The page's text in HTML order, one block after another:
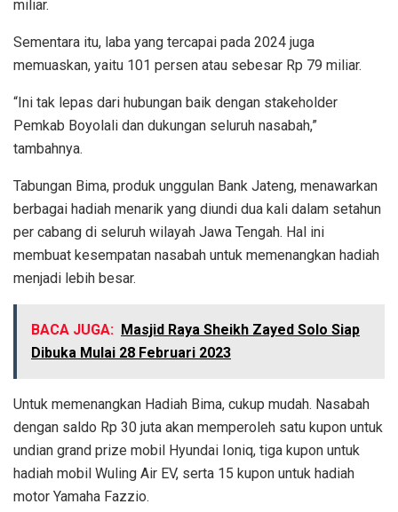
miliar.
Sementara itu, laba yang tercapai pada 2024 juga
memuaskan, yaitu 101 persen atau sebesar Rp 79 miliar.
“Ini tak lepas dari hubungan baik dengan stakeholder
Pemkab Boyolali dan dukungan seluruh nasabah,”
tambahnya.
Tabungan Bima, produk unggulan Bank Jateng, menawarkan
berbagai hadiah menarik yang diundi dua kali dalam setahun
per cabang di seluruh wilayah Jawa Tengah. Hal ini
membuat kesempatan nasabah untuk memenangkan hadiah
menjadi lebih besar.
BACA JUGA: Masjid Raya Sheikh Zayed Solo Siap
Dibuka Mulai 28 Februari 2023
Untuk memenangkan Hadiah Bima, cukup mudah. Nasabah
dengan saldo Rp 30 juta akan memperoleh satu kupon untuk
undian grand prize mobil Hyundai Ioniq, tiga kupon untuk
hadiah mobil Wuling Air EV, serta 15 kupon untuk hadiah
motor Yamaha Fazzio.